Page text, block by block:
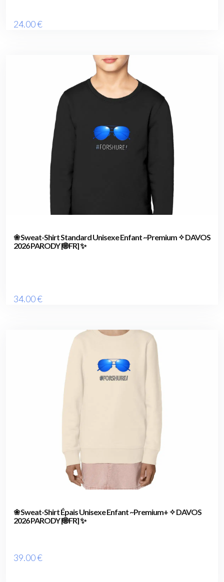
24.00€
❀ Sweat-Shirt Standard Unisexe Enfant ~Premium ✧ DAVOS
2026 PARODY [🌐 FR] ✨
34.00€
❀ Sweat-Shirt Épais Unisexe Enfant ~Premium+ ✧ DAVOS
2026 PARODY [🌐 FR] ✨
39.00€